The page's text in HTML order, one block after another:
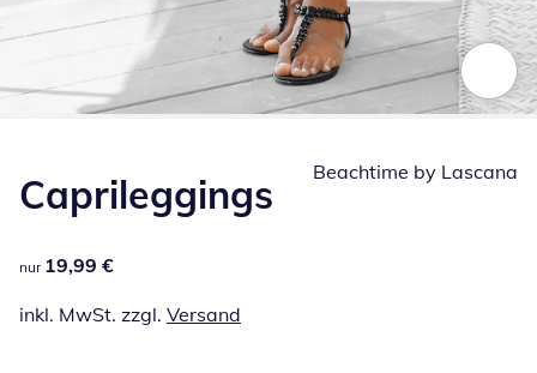
Caprileggings
19,99 €
nur 19,99 €
inkl. MwSt. zzgl. Versand
Beachtime by Lascana